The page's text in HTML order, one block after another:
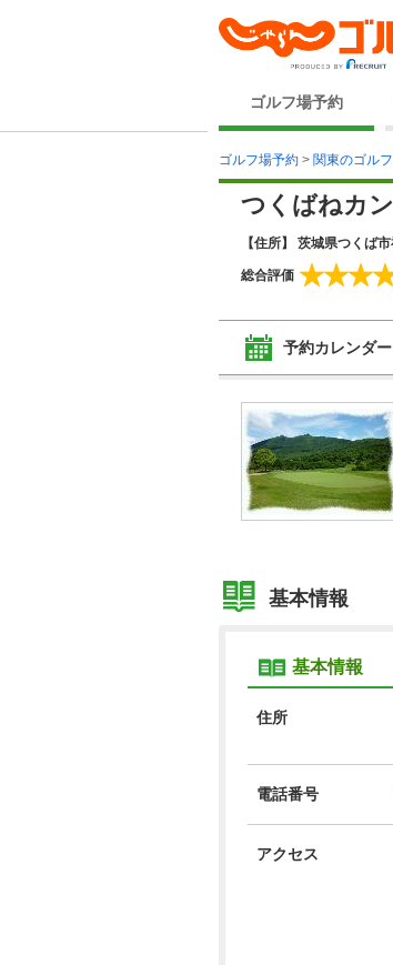
ゴルフ場予約
ゴルフ場予約 > 関東のゴル
つくばねカ
【住所】 茨城県つくば
総合評価
予約カレンダー
基本情報
基本情報
住所
電話番号
アクセス